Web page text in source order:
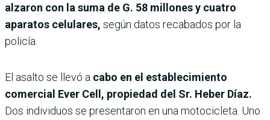
alzaron con la suma de G. 58 millones y cuatro
aparatos celulares, según datos recabados por la
policía.
El asalto se llevó a cabo en el establecimiento
comercial Ever Cell, propiedad del Sr. Heber Díaz.
Dos individuos se presentaron en una motocicleta. Uno